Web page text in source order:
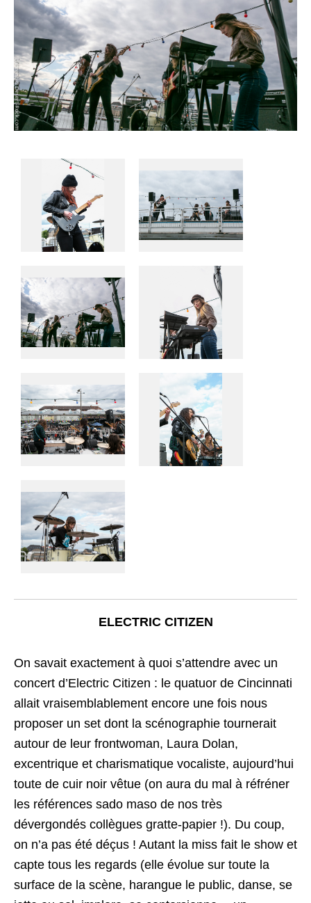
ELECTRIC CITIZEN
On savait exactement à quoi s’attendre avec un
concert d’Electric Citizen : le quatuor de Cincinnati
allait vraisemblablement encore une fois nous
proposer un set dont la scénographie tournerait
autour de leur frontwoman, Laura Dolan,
excentrique et charismatique vocaliste, aujourd’hui
toute de cuir noir vêtue (on aura du mal à réfréner
les références sado maso de nos très
dévergondés collègues gratte-papier !). Du coup,
on n’a pas été déçus ! Autant la miss fait le show et
capte tous les regards (elle évolue sur toute la
surface de la scène, harangue le public, danse, se